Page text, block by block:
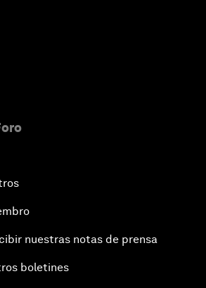
nuestras notas de prensa
boletines